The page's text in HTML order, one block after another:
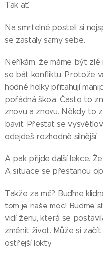
Tak ať.
Na smrtelné posteli si
se zastaly samy sebe.
Neříkám, že máme být
se bát konfliktu. Protože
hodné holky přitahují
pořádná škola. Často to
znovu a znovu. Někdy to
bavit. Přestat se
odejdeš rozhodně silnější.
A pak přijde další lekce.
A situace se přestanou
Takže za mě? Buďme
tom je naše moc! Buďme
vidí ženu, která se
změnit život. Může si
ostřejší lokty.